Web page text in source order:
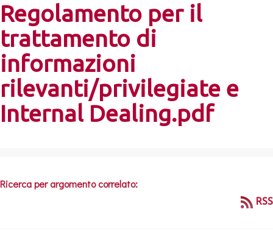
Regolamento per il
trattamento di
informazioni
rilevanti/privilegiate e
Internal Dealing.pdf
Ricerca per argomento correlato:
RSS